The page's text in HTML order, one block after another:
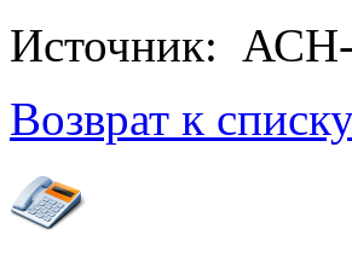
Источник:
Возврат к